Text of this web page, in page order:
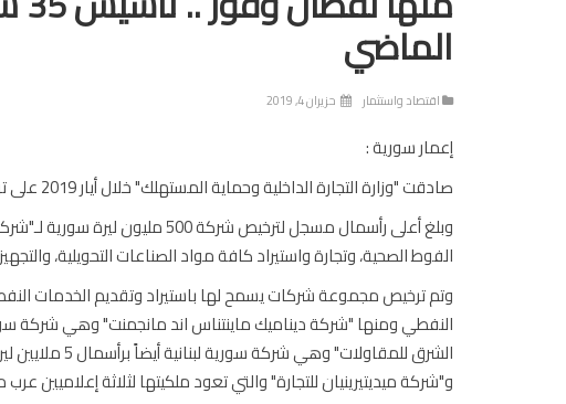
الماضي
اقتصاد واستثمار حزيران 4, 2019
إعمار سورية :
صادقت "وزارة التجارة الداخلية وحماية المستهلك" خلال أيار 2019 على ترخيص /35/ شركة جديدة متنوعة الاختصاصات.
وبلغ أعلى رأسمال مسجل لترخيص
الفوط الصحية، وتجارة واستيراد كافة مواد الصناعات التحويلية،
وتم ترخيص مجموعة شركات يسمح لها باستيراد وتقديم الخدمات
الشرق
و"شركة ميديتيرينيان للتجارة" والتي تعود ملكيتها لثلاثة إعلاميين